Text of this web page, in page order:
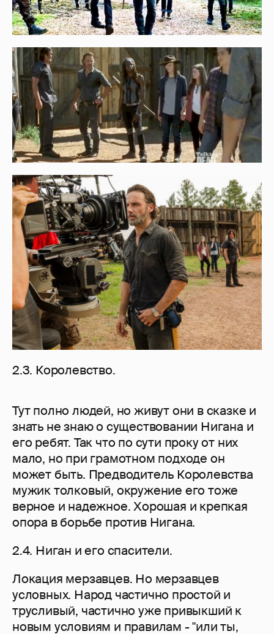
2.3. Королевство.
Тут полно людей, но живут они в сказке и
знать не знаю о существовании Нигана и
его ребят. Так что по сути проку от них
мало, но при грамотном подходе он
может быть. Предводитель Королевства
мужик толковый, окружение его тоже
верное и надежное. Хорошая и крепкая
опора в борьбе против Нигана.
2.4. Ниган и его спасители.
Локация мерзавцев. Но мерзавцев
условных. Народ частично простой и
трусливый, частично уже привыкший к
новым условиям и правилам - "или ты,